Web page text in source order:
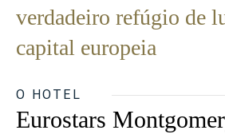
verdadeiro refúgio de
capital europeia
O HOTEL
Eurostars